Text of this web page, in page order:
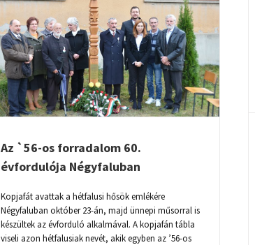
Az `56-os forradalom 60.
évfordulója Négyfaluban
Kopjafát avattak a hétfalusi hősök emlékére
Négyfaluban október 23-án, majd ünnepi műsorral is
készültek az évforduló alkalmával. A kopjafán tábla
viseli azon hétfalusiak nevét, akik egyben az ’56-os
1956-OS MEGEMLÉKEZÉS BRASSÓBAN